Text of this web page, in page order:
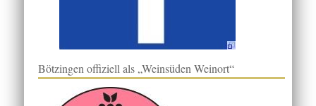
Bötzingen offiziell als „Weinsüden Weinort“